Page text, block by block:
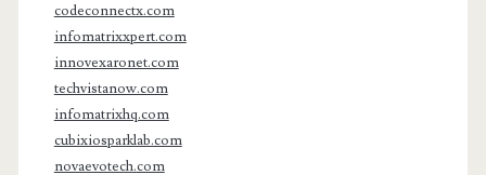
codeconnectx.com
infomatrixxpert.com
innovexaronet.com
techvistanow.com
infomatrixhq.com
cubixiosparklab.com
novaevotech.com